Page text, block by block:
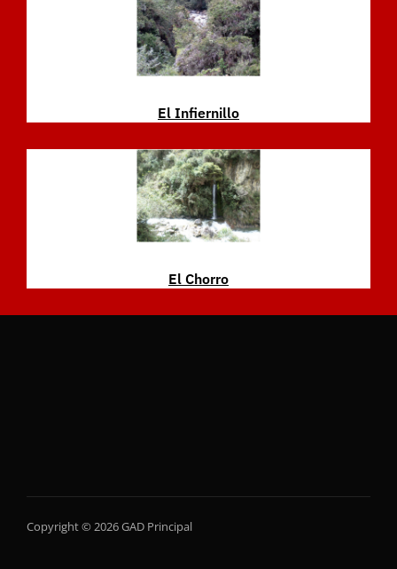
El Infiernillo
El Chorro
Copyright © 2026 GAD Principal